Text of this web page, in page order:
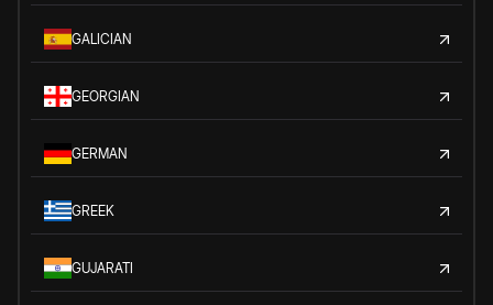
GALICIAN
GEORGIAN
GERMAN
GREEK
GUJARATI